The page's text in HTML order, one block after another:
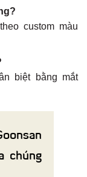
custom màu
biệt bằng mắt
chúng